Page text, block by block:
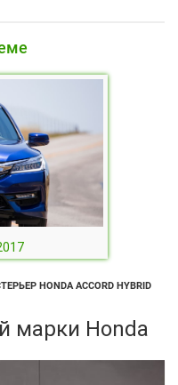
HONDA ACCORD HYBRID
марки Honda